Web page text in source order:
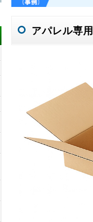
アパレル専